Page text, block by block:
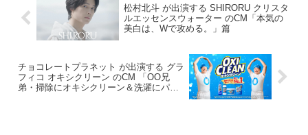
松村北斗 が出演する SHIRORU クリスタ
ルエッセンスウォーター のCM「本気の
美白は、Wで攻める。」篇
チョコレートプラネット が出演する グラ
フィコ オキシクリーン のCM 「OO兄
弟・掃除にオキシクリーン＆洗濯にパワ